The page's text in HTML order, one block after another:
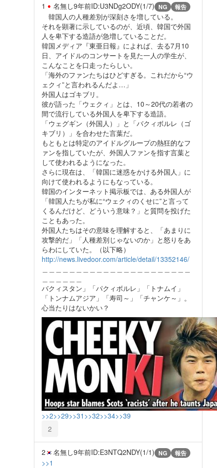
1 名無し9年前ID:U3NDg2ODY(1/7) NG 報告
韓国人の人種差別が深刻さを増している。
それを顕著に示しているのが、近頃、韓国で外国
人を卑下する造語が急増していることだ。
韓国メディア『東亜日報』によれば、去る7月10
日、アイドルのコンサートを見た一人の学生が、
こんなことを口走ったらしい。
「海外のファンたちはひどすぎる。これだから“ウ
ェクィ”と言われるんだよ…」
外国人はゴキブリ。
彼が語った「ウェクィ」とは、10～20代の若者の
間で流行している外国人を卑下する造語。
「ウェグギン（外国人）」と「バクィボルレ（ゴ
キブリ）」を合わせた言葉だ。
もともとは特定のアイドルグループの熱狂的なフ
ァンを指していたが、外国人ファンを指す言葉と
して使われるようになった。
さらに現在は、「韓国に迷惑をかける外国人」に
向けて使われるようにもなっている。
韓国のインターネット掲示板では、ある外国人が
「韓国人たちが私に“ウェクィのくせに”と言って
くるんだけど、どういう意味？」と質問を投げた
こともあった。
外国人たちはその意味を理解すると、「あまりに
攻撃的だ」「人種差別じゃないのか」と怒りをあ
らわにしていた。（以下略）
http://news.livedoor.com/article/detail/13352146/
バクィスタン」「パクィボルレ」「トナムイ」
「トンナムアジア」「寿司～」「チャンケ～」。
心当たりはないかい？
>>2>>29>>31 >>32>>34>>39
2
2 名無し9年前ID:E3NTQ2NDY(1/1) NG 報告
>>1